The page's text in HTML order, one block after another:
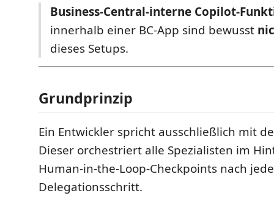
Business-Central-interne Copilot-
innerhalb einer BC-App sind bewusst
dieses Setups.
Grundprinzip
Ein Entwickler spricht ausschließlich mit
Dieser orchestriert alle Spezialisten im
Human-in-the-Loop-Checkpoints nach
Delegationsschritt.